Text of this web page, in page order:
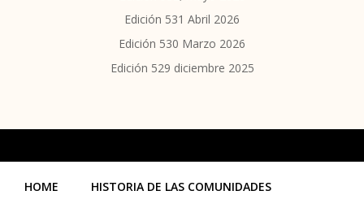
Edición 531 Abril 2026
Edición 530 Marzo 2026
Edición 529 diciembre 2025
HOME HISTORIA DE LAS COMUNIDADES